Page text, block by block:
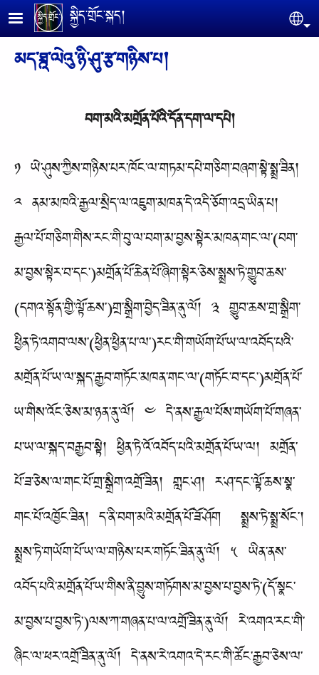
Skip to main content
སྐྱིད་གྲོང་སྐད།
མད་ཐྰ་ལེའུ་ཉི་ཤུ་རྩ་གཉིས་པ།
བག་མའི་མགྲོན་པོའི་དོན་དག་ལ་དཔེ།
༡ ཡེ་ཤུས་ཀྱིས་གཉིས་པར་ཁོང་ལ་གཏམ་དཔེ་གཅིག་བཞག་སྟེ་སྨྲ་ཟིན།
༢ ནམ་མཁའི་རྒྱལ་སྲིད་ལ་འཇུག་མཁན་དེ་འདི་ཅོག་འདྲ་ཡིན་པ།
རྒྱལ་པོ་གཅིག་གིས་རང་གི་བུ་ལ་བག་མ་བྱས་སྟེར་མཁན་གང་ལ་(བག་
མ་བྱས་སྟེར་བ་དང་)མགྲོན་པོ་ཆེན་པོ་ཞིག་སྟེར་ཅེས་སྨྲས་ཏེ་གྱུབ་ཆས་
(དགའ་སྟོན་གྱི་ལྟོ་ཆས་)གྲ་སྒྲིག་བྱེད་ཟིན་ནུ་ལོ། ༣ གྱུབ་ཆས་གྲ་སྒྲིག་
ཕྱིན་ཏེ་འགབ་ལས་(ཕྱིན་ཕྱིན་པ་ལ་)རང་གི་གཡོག་པོ་ཡ་ལ་འབོད་པའི་
མགྲོན་པོ་ཡ་ལ་སྐད་རྒྱབ་གཏོང་མཁན་གང་ལ་(གཏོང་བ་དང་)མགྲོན་པོ་
ཡ་གིས་འོང་ཅེས་མ་ཉན་ནུ་ལོ། ༤ དེ་ནས་རྒྱལ་པོས་གཡོག་པོ་གཞན་
པ་ཡ་ལ་སྐད་བརྒྱབ་སྟེ། ཕྱིན་ཏེ་འོ་འབོད་པའི་མགྲོན་པོ་ཡ་ལ། མགྲོན་
པོ་ཟ་ཅེས་ལ་གང་པོ་གྲ་སྒྲིག་འགྲོ་ཟིན། གླང་ཤ། ར་ཤ་དང་ལྟོ་ཆས་སྣ་
གང་པོ་འཁྱོང་ཟིན། ད་ནི་བག་མའི་མགྲོན་པོ་ཟོ་ཤོག སྨྲས་ཏེ་སྨྲ་སོང་།
སྨྲས་ཏེ་གཡོག་པོ་ཡ་ལ་གཉིས་པར་གཏོང་ཟིན་ནུ་ལོ། ༥ ཡིན་ནས་
འབོད་པའི་མགྲོན་པོ་ཡ་གིས་ནི་བྱུས་གཏོགས་མ་བྱས་པ་བྱས་ཏེ་(དོ་སྣང་
མ་བྱས་པ་བྱས་ཏེ་)ལས་ཀ་གཞན་པ་ལ་འགྲོ་ཟིན་ནུ་ལོ། རེ་འགའ་རང་གི་
ཞིང་ལ་ཕར་འགྲོ་ཟིན་ནུ་ལོ། དེ་ནས་རེ་འགའ་དེ་རང་གི་ཚོང་རྒྱབ་ཅེས་ལ་